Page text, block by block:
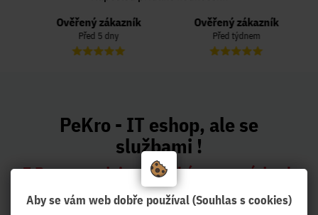
Ověřený zákazník
Před 5 dny
Ověřený zákazník
Před týdnem
PeKro - IT eshop, ale se
službami !
Z Brna expedujeme druhý pracovní den k
Vám !
Aby se vám web dobře používal (Souhlas s cookies)